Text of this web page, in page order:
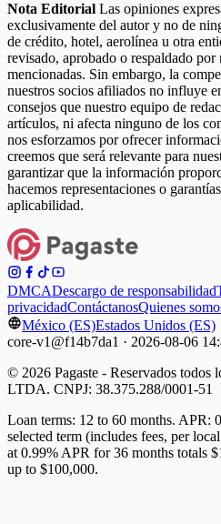
Nota Editorial Las opiniones
exclusivamente del autor y no de
de crédito, hotel, aerolínea u otra
revisado, aprobado o respaldado por
mencionadas. Sin embargo, la
nuestros socios afiliados no influye
consejos que nuestro equipo de
artículos, ni afecta ninguno de los
nos esforzamos por ofrecer
creemos que será relevante para
garantizar que la información
hacemos representaciones o
aplicabilidad.
DMCADescargo de responsabilidad
privacidadContáctanosQuienes
México (ES)Estados Unidos (ES)
core-v1@f14b7da1 · 2026-08-06
© 2026 Pagaste - Reservados todos
LTDA. CNPJ: 38.375.288/0001-51
Loan terms: 12 to 60 months. APR:
selected term (includes fees, per
at 0.99% APR for 36 months totals
up to $100,000.